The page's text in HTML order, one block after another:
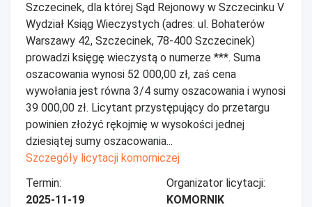
Szczecinek, dla której Sąd Rejonowy w Szczecinku V
Wydział Ksiąg Wieczystych (adres: ul. Bohaterów
Warszawy 42, Szczecinek, 78-400 Szczecinek)
prowadzi księgę wieczystą o numerze ***. Suma
oszacowania wynosi 52 000,00 zł, zaś cena
wywołania jest równa 3/4 sumy oszacowania i wynosi
39 000,00 zł. Licytant przystępujący do przetargu
powinien złożyć rękojmię w wysokości jednej
dziesiątej sumy oszacowania...
Szczegóły licytacji komorniczej
Termin:
2025-11-19
Organizator licytacji:
KOMORNIK